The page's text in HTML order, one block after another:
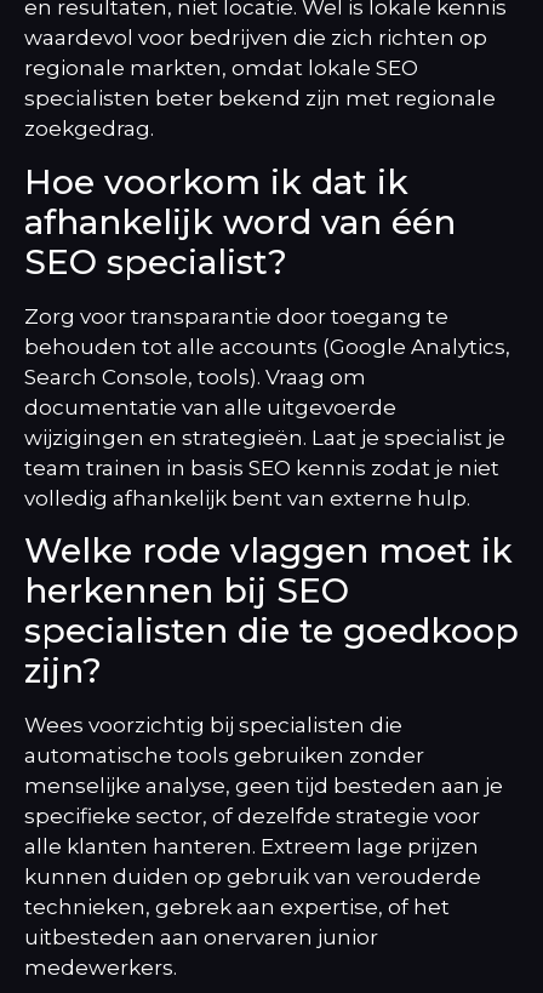
en resultaten, niet locatie. Wel is lokale kennis
waardevol voor bedrijven die zich richten op
regionale markten, omdat lokale SEO
specialisten beter bekend zijn met regionale
zoekgedrag.
Hoe voorkom ik dat ik
afhankelijk word van één
SEO specialist?
Zorg voor transparantie door toegang te
behouden tot alle accounts (Google Analytics,
Search Console, tools). Vraag om
documentatie van alle uitgevoerde
wijzigingen en strategieën. Laat je specialist je
team trainen in basis SEO kennis zodat je niet
volledig afhankelijk bent van externe hulp.
Welke rode vlaggen moet ik
herkennen bij SEO
specialisten die te goedkoop
zijn?
Wees voorzichtig bij specialisten die
automatische tools gebruiken zonder
menselijke analyse, geen tijd besteden aan je
specifieke sector, of dezelfde strategie voor
alle klanten hanteren. Extreem lage prijzen
kunnen duiden op gebruik van verouderde
technieken, gebrek aan expertise, of het
uitbesteden aan onervaren junior
medewerkers.